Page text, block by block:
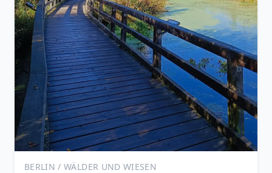
BERLIN / WÄLDER UND WIESEN